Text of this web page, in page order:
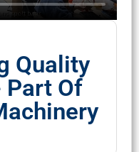
Quality
Part Of